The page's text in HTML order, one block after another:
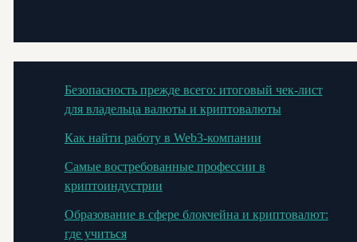
Безопасность прежде всего: итоговый чек-лист
для владельца валюты и криптовалюты
Как найти работу в Web3-компании
Самые востребованные профессии в
криптоиндустрии
Образование в сфере блокчейна и криптовалют:
где учиться